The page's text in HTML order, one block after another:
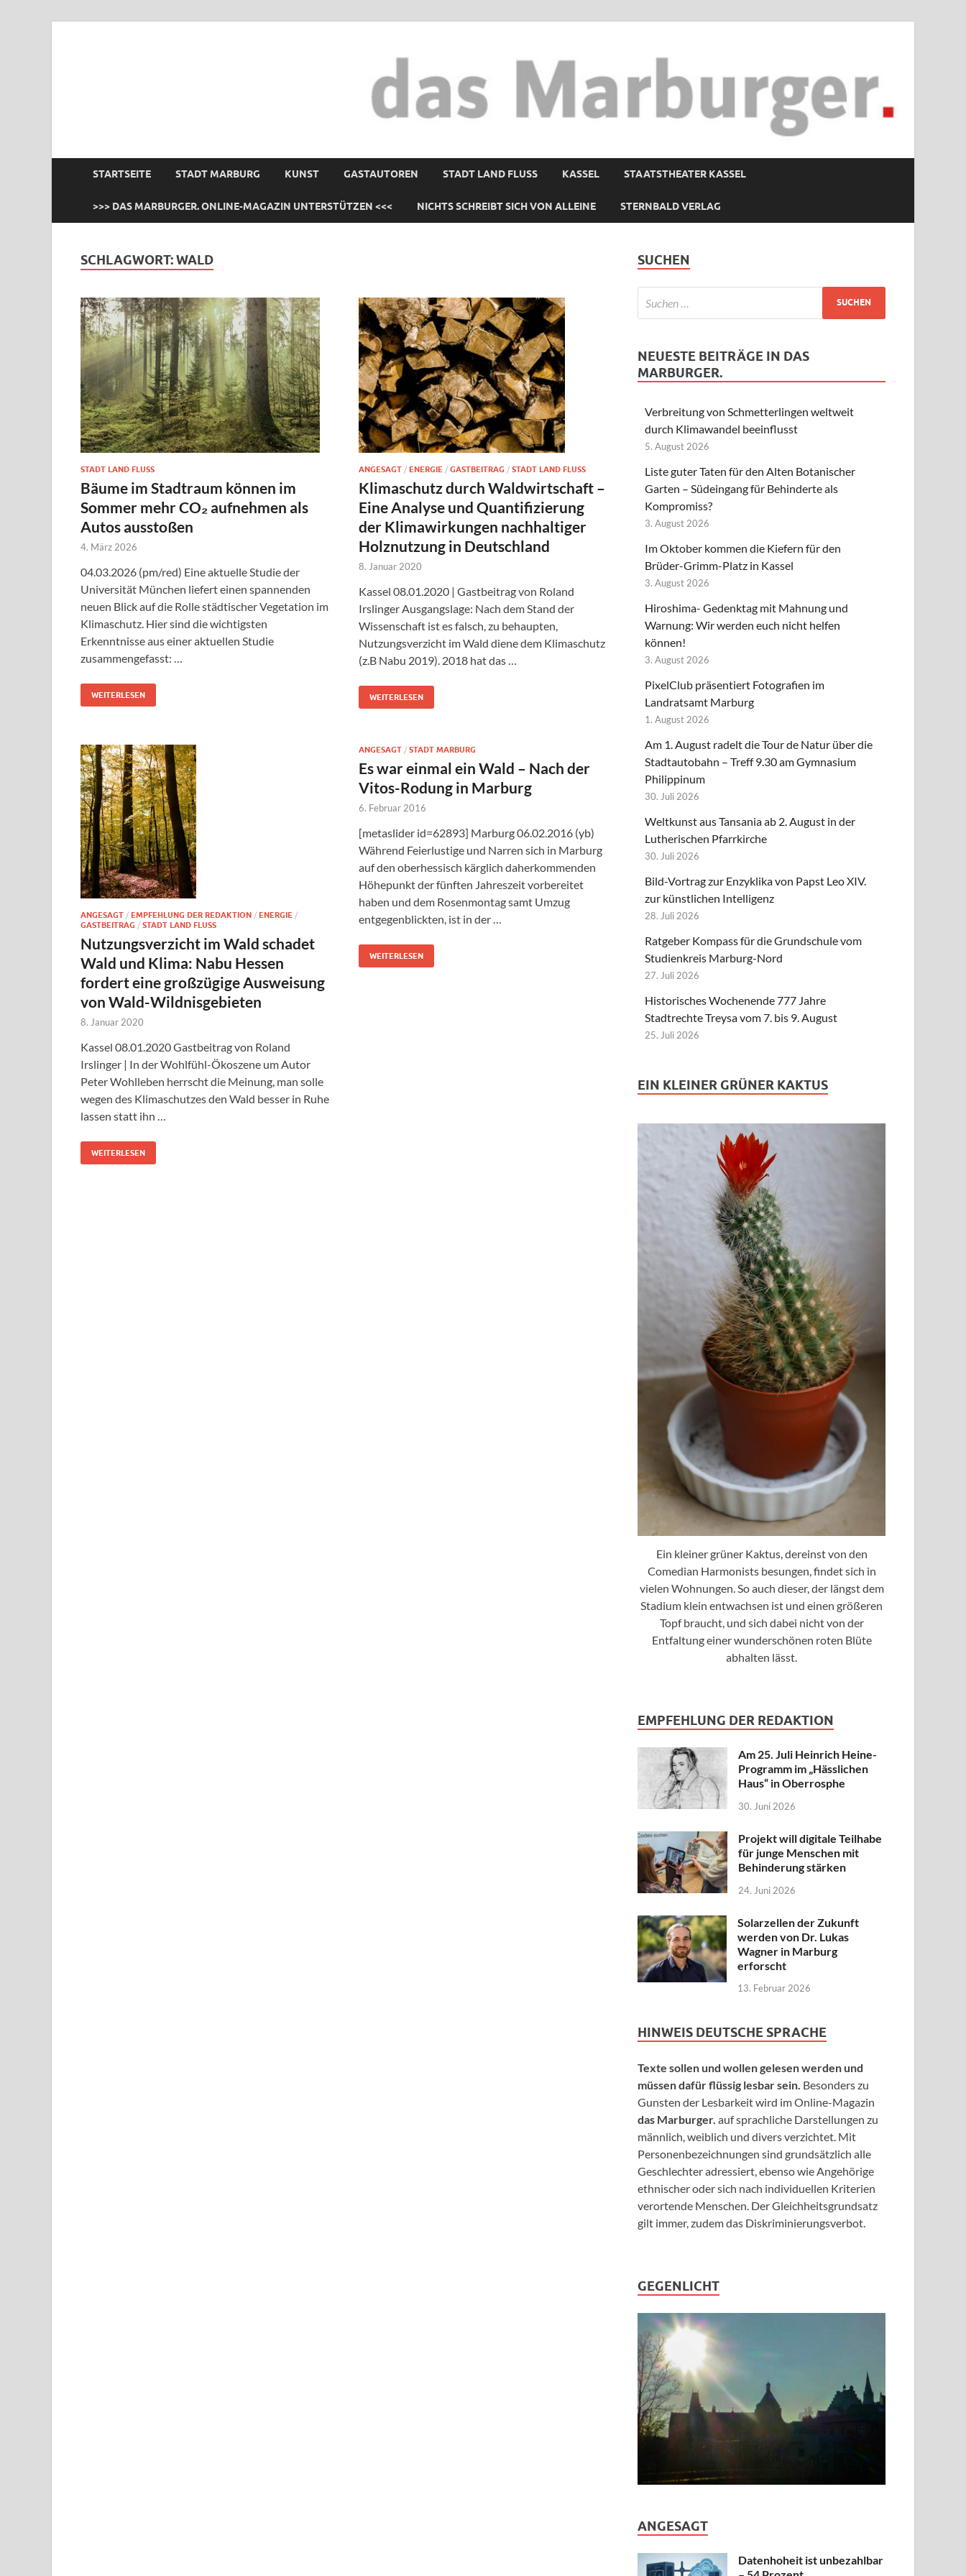
STARTSEITE STADT MARBURG KUNST GASTAUTOREN STADT LAND FLUSS KASSEL STAATSTHEATER KASSEL
>>> DAS MARBURGER. ONLINE-MAGAZIN UNTERSTÜTZEN <<< NICHTS SCHREIBT SICH VON ALLEINE STERNBALD VERLAG
SCHLAGWORT:WALD
STADT LAND FLUSS
Bäume im Stadtraum können im
Sommer mehr CO₂ aufnehmen als
Autos ausstoßen
4. März 2026
04.03.2026 (pm/red) Eine aktuelle Studie der
Universität München liefert einen spannenden
neuen Blick auf die Rolle städtischer Vegetation im
Klimaschutz. Hier sind die wichtigsten
Erkenntnisse aus einer aktuellen Studie
zusammengefasst: …
WEITERLESEN
ANGESAGT / ENERGIE / GASTBEITRAG / STADT LAND FLUSS
Klimaschutz durch Waldwirtschaft –
Eine Analyse und Quantifizierung
der Klimawirkungen nachhaltiger
Holznutzung in Deutschland
8. Januar 2020
Kassel 08.01.2020 | Gastbeitrag von Roland
Irslinger Ausgangslage: Nach dem Stand der
Wissenschaft ist es falsch, zu behaupten,
Nutzungsverzicht im Wald diene dem Klimaschutz
(z.B Nabu 2019). 2018 hat das …
WEITERLESEN
ANGESAGT / EMPFEHLUNG DER REDAKTION / ENERGIE /
GASTBEITRAG / STADT LAND FLUSS
Nutzungsverzicht im Wald schadet
Wald und Klima: Nabu Hessen
fordert eine großzügige Ausweisung
von Wald-Wildnisgebieten
8. Januar 2020
Kassel 08.01.2020 Gastbeitrag von Roland
Irslinger | In der Wohlfühl-Ökoszene um Autor
Peter Wohlleben herrscht die Meinung, man solle
wegen des Klimaschutzes den Wald besser in Ruhe
lassen statt ihn …
WEITERLESEN
ANGESAGT / STADT MARBURG
Es war einmal ein Wald – Nach der
Vitos-Rodung in Marburg
6. Februar 2016
[metaslider id=62893] Marburg 06.02.2016 (yb)
Während Feierlustige und Narren sich in Marburg
auf den oberhessisch kärglich daherkommenden
Höhepunkt der fünften Jahreszeit vorbereitet
haben und dem Rosenmontag samt Umzug
entgegenblickten, ist in der …
WEITERLESEN
SUCHEN
NEUESTE BEITRÄGE IN DAS
MARBURGER.
Verbreitung von Schmetterlingen weltweit
durch Klimawandel beeinflusst
5. August 2026
Liste guter Taten für den Alten Botanischer
Garten – Südeingang für Behinderte als
Kompromiss?
3. August 2026
Im Oktober kommen die Kiefern für den
Brüder-Grimm-Platz in Kassel
3. August 2026
Hiroshima- Gedenktag mit Mahnung und
Warnung: Wir werden euch nicht helfen
können!
3. August 2026
PixelClub präsentiert Fotografien im
Landratsamt Marburg
1. August 2026
Am 1. August radelt die Tour de Natur über die
Stadtautobahn – Treff 9.30 am Gymnasium
Philippinum
30. Juli 2026
Weltkunst aus Tansania ab 2. August in der
Lutherischen Pfarrkirche
30. Juli 2026
Bild-Vortrag zur Enzyklika von Papst Leo XIV.
zur künstlichen Intelligenz
28. Juli 2026
Ratgeber Kompass für die Grundschule vom
Studienkreis Marburg-Nord
27. Juli 2026
Historisches Wochenende 777 Jahre
Stadtrechte Treysa vom 7. bis 9. August
25. Juli 2026
EIN KLEINER GRÜNER KAKTUS
Ein kleiner grüner Kaktus, dereinst von den
Comedian Harmonists besungen, findet sich in
vielen Wohnungen. So auch dieser, der längst dem
Stadium klein entwachsen ist und einen größeren
Topf braucht, und sich dabei nicht von der
Entfaltung einer wunderschönen roten Blüte
abhalten lässt.
EMPFEHLUNG DER REDAKTION
Am 25. Juli Heinrich Heine-
Programm im „Hässlichen
Haus“ in Oberrosphe
30. Juni 2026
Projekt will digitale Teilhabe
für junge Menschen mit
Behinderung stärken
24. Juni 2026
Solarzellen der Zukunft
werden von Dr. Lukas
Wagner in Marburg
erforscht
13. Februar 2026
HINWEIS DEUTSCHE SPRACHE
Texte sollen und wollen gelesen werden und
müssen dafür flüssig lesbar sein. Besonders zu
Gunsten der Lesbarkeit wird im Online-Magazin
das Marburger. auf sprachliche Darstellungen zu
männlich, weiblich und divers verzichtet. Mit
Personenbezeichnungen sind grundsätzlich alle
Geschlechter adressiert, ebenso wie Angehörige
ethnischer oder sich nach individuellen Kriterien
verortende Menschen. Der Gleichheitsgrundsatz
gilt immer, zudem das Diskriminierungsverbot.
GEGENLICHT
ANGESAGT
Datenhoheit ist unbezahlbar